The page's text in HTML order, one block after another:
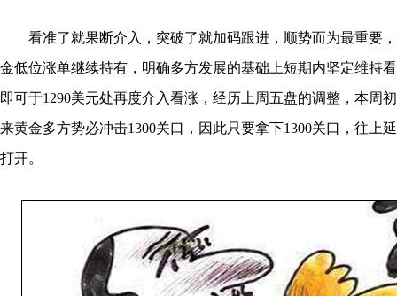
看准了就果断介入，突破了就加码跟进，顺势而为最重要
金低位涨单继续持有，明确多方发展的基础上短期内坚定维持
即可于1290美元处再度介入看涨，经历上周五盘的调整，本周
来黄金多方势必冲击1300关口，因此只要拿下1300关口，往上
打开。